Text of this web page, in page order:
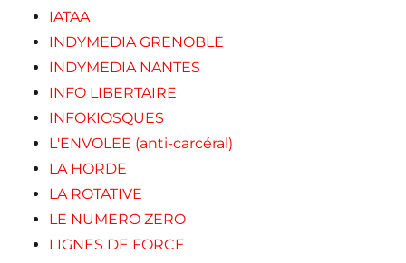
IATAA
INDYMEDIA GRENOBLE
INDYMEDIA NANTES
INFO LIBERTAIRE
INFOKIOSQUES
L'ENVOLEE (anti-carcéral)
LA HORDE
LA ROTATIVE
LE NUMERO ZERO
LIGNES DE FORCE